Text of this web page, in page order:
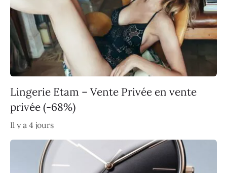
Lingerie Etam – Vente Privée en vente
privée (-68%)
Il y a 4 jours